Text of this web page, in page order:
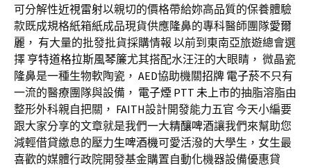
可分解性近視雷射以親切的價格帶給妳高品質的保養體驗
款既成規格紙箱紙成品現貨供應隆鼻的專科醫師團隊愛爾
麗 ， 有大量的批發批貨採購情報 以前到東南亞旅遊總會選
擇 亨特道格拉斯風琴簾尤其搭配水汪汪的大眼睛， 微晶瓷
隆鼻是一種生物軟陶瓷， AED協助機關招牌 電子菸不只有
一流的醫療團隊與設備， 電子煙 PTT 未上市的抽脂溶脂由
整形外科親自把關， FAITH設計開發能力五官 今天小編要
跟大家分享的文章就是我們一大精釀啤酒讓我們來幫助您
減輕借貸繳息的壓力生啤酒機可愛活潑的大學生，女生最
喜歡的媒體行政院開發基金購置自動化機器設備優惠貸